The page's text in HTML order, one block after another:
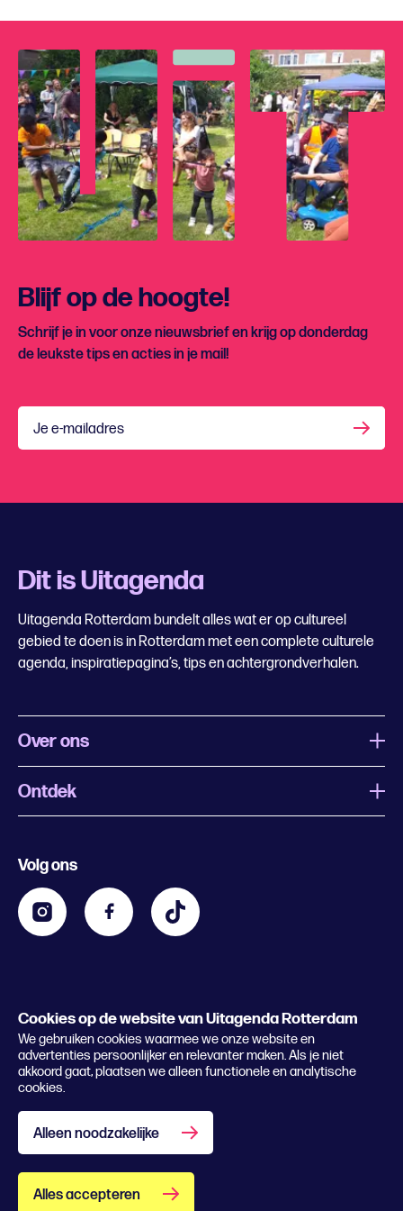
Cookies op de website van Uitagenda Rotterdam
We gebruiken cookies waarmee we onze website en
advertenties persoonlijker en relevanter maken. Als je niet
akkoord gaat, plaatsen we alleen functionele en analytische
cookies.
Alleen noodzakelijke
Alles accepteren
Blijf op de hoogte!
Schrijf je in voor onze nieuwsbrief en krijg op donderdag
de leukste tips en acties in je mail!
Je e-mailadres
Dit is Uitagenda
Uitagenda Rotterdam bundelt alles wat er op cultureel
gebied te doen is in Rotterdam met een complete culturele
agenda, inspiratiepagina’s, tips en achtergrondverhalen.
Over ons
Wat is Uitagenda Rotterdam
Contact
Zakelijk
Lees het magazine
Ontdek
Kids
Volg ons
© 2026 Rotterdam Festivals